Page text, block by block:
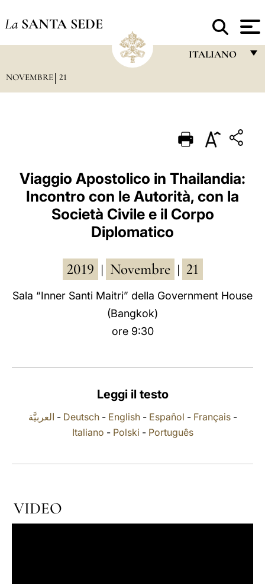
La SANTA SEDE
ITALIANO
PORTUGUÊS
ESPAÑOL
DEUTSCH
POLSKI
中文
NOVEMBRE 21
Viaggio Apostolico in Thailandia:
Incontro con le Autorità, con la
Società Civile e il Corpo
Diplomatico
2019 Novembre 21
Sala “Inner Santi Maitri” della Government House
(Bangkok)
ore 9:30
Leggi il testo
العربيَّة - Deutsch- English- Español - Français-
Italiano - Polski - Português
VIDEO